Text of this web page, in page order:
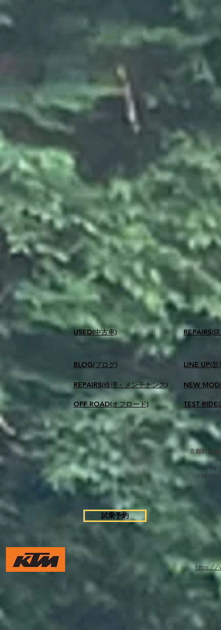
USED(中古車)
BLOG(ブログ)
REPAIRS(修理・メンテナンス)
OFF ROAD(オフロード)
​REPAIRS(
LINE UP(
NEW
TEST
京都府京都
ベイ
FAX/
試乗予約
https://